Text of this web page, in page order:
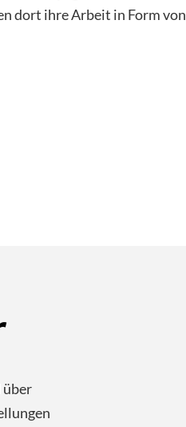
dort ihre Arbeit in Form von
über